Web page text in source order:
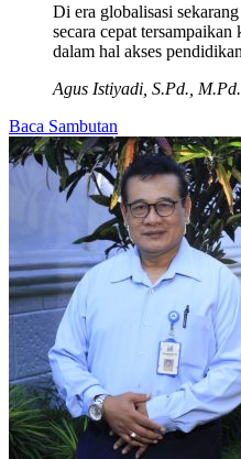
Di era globalisasi
secara cepat tersampaikan
dalam hal akses
Agus Istiyadi, S.Pd., M.Pd.
Baca Sambutan